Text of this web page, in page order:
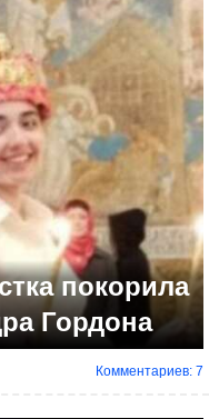
покорила
Гордона
Комментариев: 7